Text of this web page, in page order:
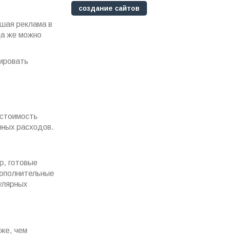
реклама в
же можно
расходов.
готовые
чем
создание сайтов